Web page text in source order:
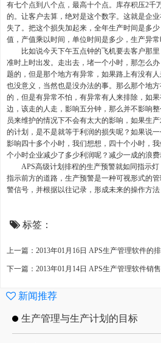
有七个点到八个点，最高十个点。库存积压2千
的。让客户去算，绝对是这个数字。这就是企
失了。把这个损失加起来，全年生产时间是多
值，产值乘以时间，单位时间是多少，生产异常
比如说今天下午五点钟的飞机要去客户那里
准时上时出发。走出去，堵一个小时，那怎么
题的，但是那个地方有异常，如果路上有没有
也没意义，当然也是没办法的事。那么那个地
的，但是有异常不怕，有异常有人来排除，如
边，该走的人走，影响五分钟，那么并不影响
员来维护的情况下不会有太大的影响，如果生
的计划，是不是就等于利润的损失呢？如果说
影响四十多个小时，我们想想，四十个小时，
个小时企业减少了多少利润呢？减少一成的浪费
APS高级计划排程的生产预警就如同指示灯
指示前方的道路，生产预警是一种可视形式的
警信号，并根据以往记录，形成未来的操作方法
标签：
上一篇：2013年01月16日 APS生产管理软件的
下一篇：2013年01月14日 APS生产管理软件销
新闻推荐
生产管理与生产计划的目标